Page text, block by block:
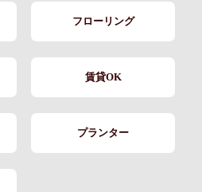
フローリング
賃貸OK
プランター